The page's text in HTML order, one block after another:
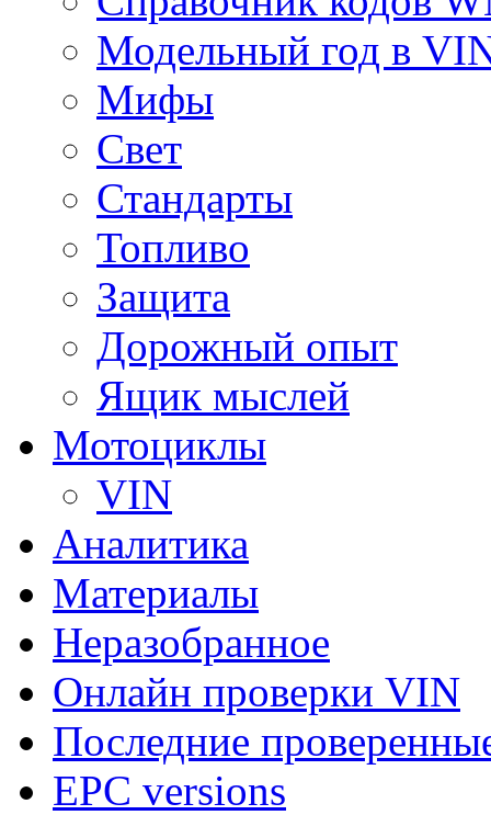
Модельный год в
Мифы
Свет
Стандарты
Топливо
Защита
Дорожный опыт
Ящик мыслей
Мотоциклы
VIN
Аналитика
Материалы
Неразобранное
Онлайн проверки VIN
Последние
EPC versions